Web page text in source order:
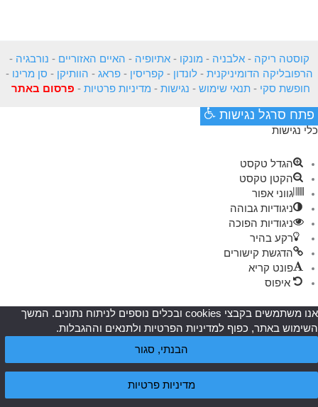
קוסטה ריקה -אלבניה - מונקו -אתיופיה - האיים האזוריים - נורבגיה -
הרפובליקה הדומיניקנית -לונדון - קפריסין -פראג - הוותיקן - סן מרינו -
חופשת סקי -תנאי שימוש - נגישות - מדיניות פרטיות - פרסום באתר
פתח סרגל נגישות
כלי נגישות
הגדל טקסט
הקטן טקסט
גווני אפור
ניגודיות גבוהה
ניגודיות הפוכה
רקע בהיר
הדגשת קישורים
פונט קריא
איפוס
אנו משתמשים בקבצי cookies ובכלים נוספים לניתוח נתונים. המשך
השימוש באתר, כפוף למדיניות הפרטיות ולתנאים וההגבלות.
הבנתי, סגור
מדיניות פרטיות